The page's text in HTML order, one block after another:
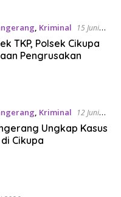
, Kriminal
15 Juni
TKP, Polsek Cikupa
Pengrusakan
, Kriminal
12 Juni
Ungkap Kasus
Cikupa